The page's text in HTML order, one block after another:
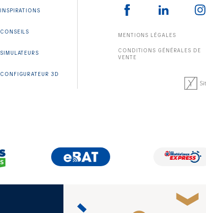
INSPIRATIONS
CONSEILS
SIMULATEURS
CONFIGURATEUR 3D
MENTIONS LÉGALES
CONDITIONS GÉNÉRALES DE
VENTE